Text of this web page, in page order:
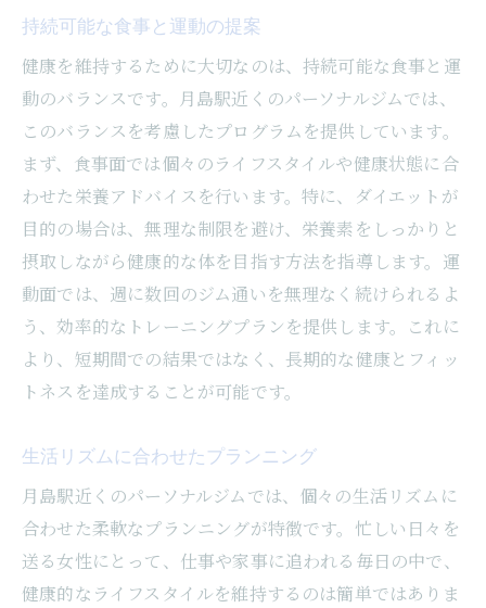
持続可能な食事と運動の提案
健康を維持するために大切なのは、持続可能な食事と運
動のバランスです。月島駅近くのパーソナルジムでは、
このバランスを考慮したプログラムを提供しています。
まず、食事面では個々のライフスタイルや健康状態に合
わせた栄養アドバイスを行います。特に、ダイエットが
目的の場合は、無理な制限を避け、栄養素をしっかりと
摂取しながら健康的な体を目指す方法を指導します。運
動面では、週に数回のジム通いを無理なく続けられるよ
う、効率的なトレーニングプランを提供します。これに
より、短期間での結果ではなく、長期的な健康とフィッ
トネスを達成することが可能です。
生活リズムに合わせたプランニング
月島駅近くのパーソナルジムでは、個々の生活リズムに
合わせた柔軟なプランニングが特徴です。忙しい日々を
送る女性にとって、仕事や家事に追われる毎日の中で、
健康的なライフスタイルを維持するのは簡単ではありま